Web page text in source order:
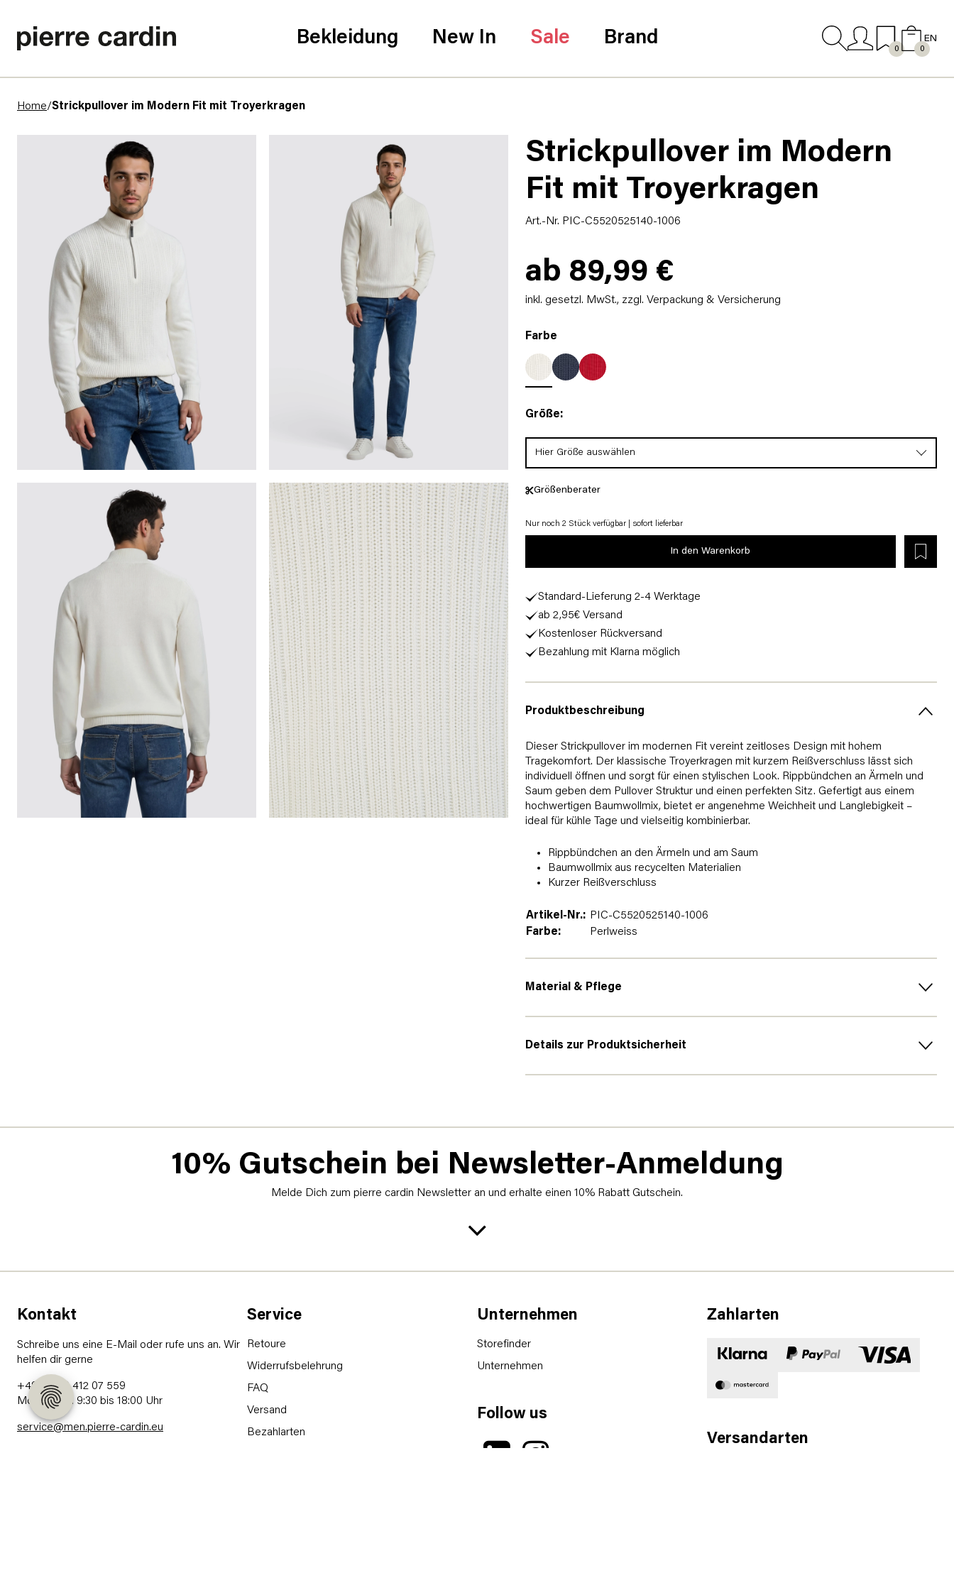
Bekleidung New In Sale Brand
0 0
EN
Home/Strickpullover im Modern Fit mit Troyerkragen
Strickpullover im Modern
Fit mit Troyerkragen
Art.-Nr. PIC-C5520525140-1006
ab 89,99 €
inkl. gesetzl. MwSt., zzgl. Verpackung & Versicherung
Farbe
Größe:
Hier Größe auswählen
Größenberater
Nur noch 2 Stück verfügbar | sofort lieferbar
In den Warenkorb
Standard-Lieferung 2-4 Werktage
ab 2,95€ Versand
Kostenloser Rückversand
Bezahlung mit Klarna möglich
Produktbeschreibung
Dieser Strickpullover im modernen Fit vereint zeitloses Design mit hohem
Tragekomfort. Der klassische Troyerkragen mit kurzem Reißverschluss lässt sich
individuell öffnen und sorgt für einen stylischen Look. Rippbündchen an Ärmeln und
Saum geben dem Pullover Struktur und einen perfekten Sitz. Gefertigt aus einem
hochwertigen Baumwollmix, bietet er angenehme Weichheit und Langlebigkeit –
ideal für kühle Tage und vielseitig kombinierbar.
Rippbündchen an den Ärmeln und am Saum
Baumwollmix aus recycelten Materialien
Kurzer Reißverschluss
Artikel-Nr.: PIC-C5520525140-1006
Farbe:
Perlweiss
Material & Pflege
Details zur Produktsicherheit
10% Gutschein bei Newsletter-Anmeldung
Melde Dich zum pierre cardin Newsletter an und erhalte einen 10% Rabatt Gutschein.
Kontakt
Schreibe uns eine E-Mail oder rufe uns an. Wir
helfen dir gerne
+49 (0) 89 412 07 559
Mo - Fr von 9:30 bis 18:00 Uhr
service@men.pierre-cardin.eu
Service
Retoure
Widerrufsbelehrung
FAQ
Versand
Bezahlarten
Unternehmen
Storefinder
Unternehmen
Follow us
Zahlarten
Versandarten